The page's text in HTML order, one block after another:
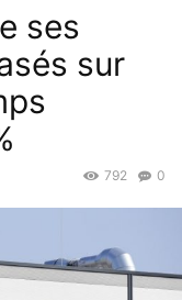
ses
sur
0
792